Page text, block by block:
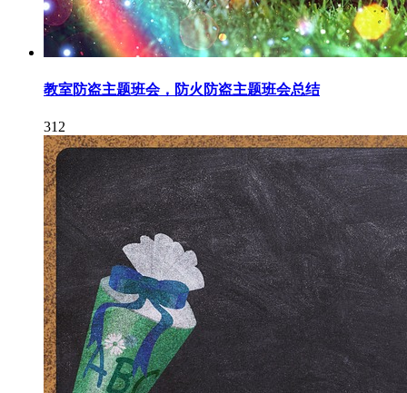
教室防盗主题班会，防火防盗主题班会总结
312